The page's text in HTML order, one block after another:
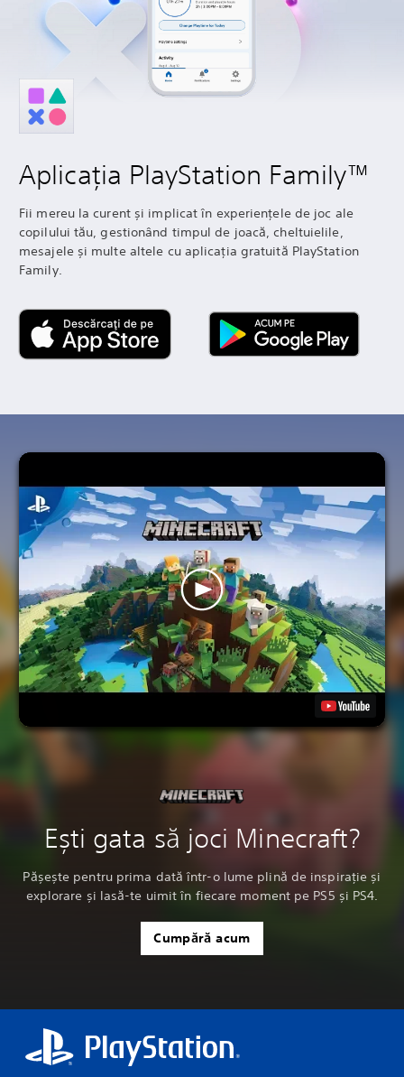
Aplicația PlayStation Family™
Fii mereu la curent și implicat în experiențele de joc ale
copilului tău, gestionând timpul de joacă, cheltuielile,
mesajele și multe altele cu aplicația gratuită PlayStation
Family.
Ești gata să joci Minecraft?
Pășește pentru prima dată într-o lume plină de inspirație și
explorare și lasă-te uimit în fiecare moment pe PS5 și PS4.
Cumpără acum